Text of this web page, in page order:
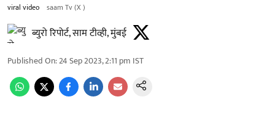
viral video saam Tv (X )
ब्युरो रिपोर्ट, साम टीव्ही, मुंबई
Published On:24 Sep 2023, 2:11 pm IST